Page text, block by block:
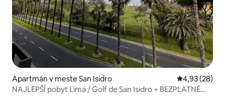
Apartmán v meste San Isidro Priemerné
4,93 (28)
NAJLEPŠÍ pobyt Lima / Golf de San Isidro + BEZPLATNÉ